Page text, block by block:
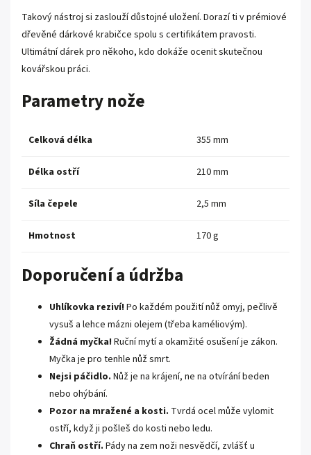
Takový nástroj si zaslouží důstojné uložení. Dorazí ti v prémiové
dřevěné dárkové krabičce spolu s certifikátem pravosti.
Ultimátní dárek pro někoho, kdo dokáže ocenit skutečnou
kovářskou práci.
Parametry nože
Celková délka 355 mm
Délka ostří 210 mm
Síla čepele 2,5 mm
Hmotnost 170 g
Doporučení a údržba
Uhlíkovka reziví! Po každém použití nůž omyj, pečlivě
vysuš a lehce mázni olejem (třeba kaméliovým).
Žádná myčka! Ruční mytí a okamžité osušení je zákon.
Myčka je pro tenhle nůž smrt.
Nejsi páčidlo. Nůž je na krájení, ne na otvírání beden
nebo ohýbání.
Pozor na mražené a kosti. Tvrdá ocel může vylomit
ostří, když ji pošleš do kosti nebo ledu.
Chraň ostří. Pády na zem noži nesvědčí, zvlášť u